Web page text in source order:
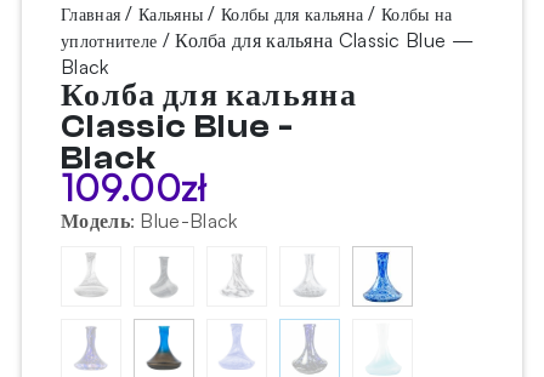
Главная /Кальяны /Колбы для кальяна /Колбы на
уплотнителе / Колба для кальяна Classic Blue —
Black
Колба для кальяна
Classic Blue -
Black
109.00zł
Модель: Blue-Black